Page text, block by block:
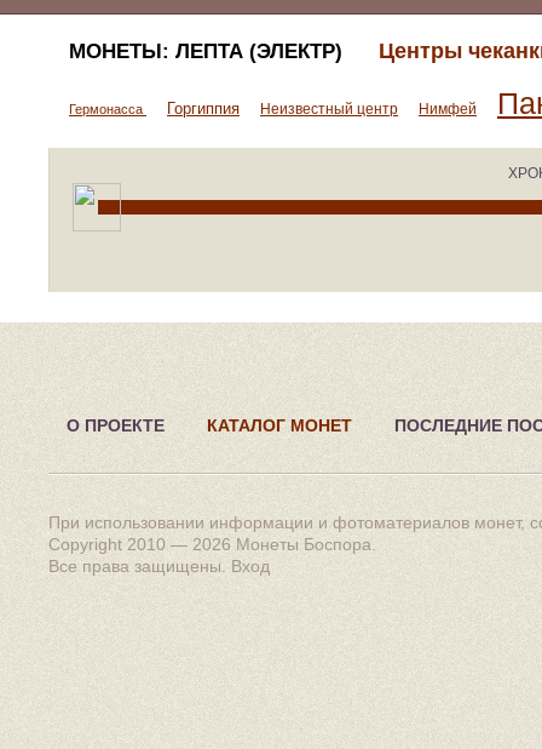
МОНЕТЫ: ЛЕПТА (ЭЛЕКТР) Центры
Гермонасса Горгиппия Неизвестный центр Нимфей
О ПРОЕКТЕ КАТАЛОГ МОНЕТ ПОСЛЕДНИЕ
При использовании информации и фотоматериалов монет,
Copyright 2010 — 2026 Монеты Боспора
Все права защищены. Вход